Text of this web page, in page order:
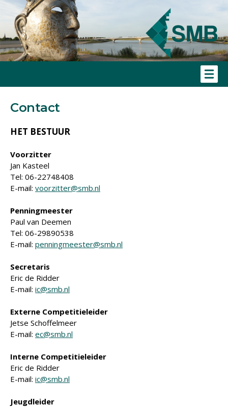
Contact
HET BESTUUR
Voorzitter
Jan Kasteel
Tel: 06-22748408
E-mail: voorzitter@smb.nl
Penningmeester
Paul van Deemen
Tel: 06-29890538
E-mail: penningmeester@smb.nl
Secretaris
Eric de Ridder
E-mail: ic@smb.nl
Externe Competitieleider
Jetse Schoffelmeer
E-mail: ec@smb.nl
Interne Competitieleider
Eric de Ridder
E-mail: ic@smb.nl
Jeugdleider